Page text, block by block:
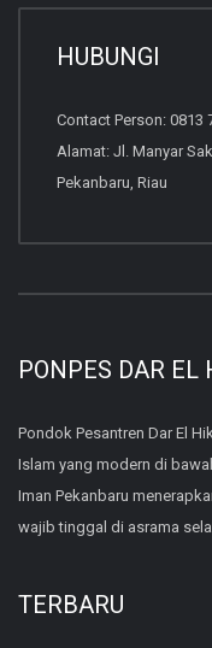
HUBUNGI
Contact Person: 0813
Alamat: Jl. Manyar
Pekanbaru, Riau
PONPES DAR EL
Pondok Pesantren Dar El
Islam yang modern di
Iman Pekanbaru
wajib tinggal di asrama
TERBARU